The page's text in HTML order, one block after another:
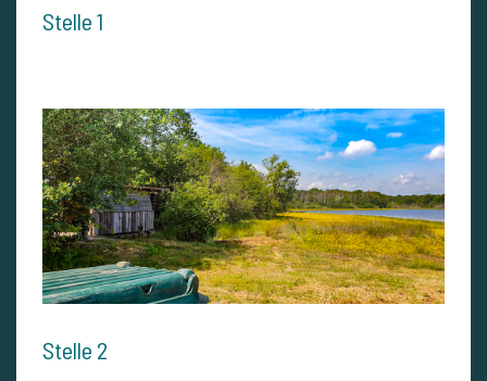
Stelle 1
Stelle 2